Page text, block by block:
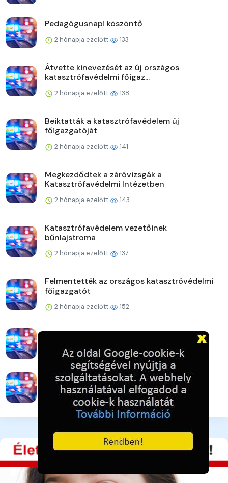
Pedagógusnapi köszöntő
2 hónapja ezelőtt 133
Átvette kinevezését az új országos
katasztrófavédelmi főigaz...
2 hónapja ezelőtt 138
Beiktatták a katasztrófavédelem új
főigazgatóját
2 hónapja ezelőtt 141
Megkezdődtek a záróvizsgák a
Katasztrófavédelmi Intézetben
2 hónapja ezelőtt 143
Katasztrófavédelem vezetőinek
bűnlajstroma
2 hónapja ezelőtt 137
Felmentették az országos katasztróvédelmi
főigazgatót
2 hónapja ezelőtt 152
Nincs jelentős szúnyogártalom
2 hónapja ezelőtt 144
Konferencia a tűzvédelmi kockázatokról
2 hónapja ezelőtt 141